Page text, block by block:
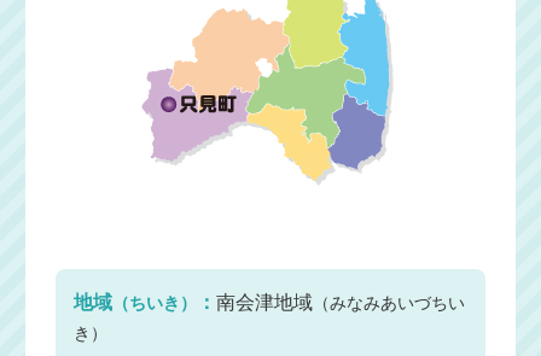
地域（ちいき） ： 南会津地域（みなみあいづちい
き）